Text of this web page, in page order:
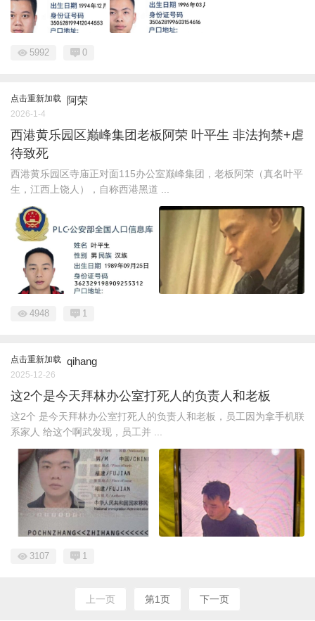
5992 0
点击重新加载 阿荣
2026-1-4
西港黄乐园区巅峰集团老板阿荣 叶平生 非法拘禁+虐
待致死
西港黄乐园区寺庙正对面115办公室巅峰集团，老板阿荣（真名叶平
生，江西上饶人），自称西港黑道 ...
4948 1
点击重新加载 qihang
2025-12-26
这2个是今天拜林办公室打死人的负责人和老板
这2个 是今天拜林办公室打死人的负责人和老板，员工因为拿手机联
系家人 给这个啊武发现，员工并 ...
3107 1
上一页 第1页 下一页